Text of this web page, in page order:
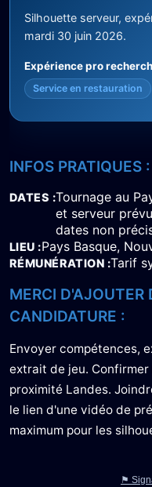
Silhouette serveur,
mardi 30 juin 2026.
Expérience pro
Service en restauration
INFOS PRATIQUES :
DATES Tournage au
et serveur
dates non
LIEU Pays Basque,
RÉMUNÉRATION Tarif
MERCI D'AJOUTER
CANDIDATURE :
Envoyer compétences,
extrait de jeu. Confirmer
proximité Landes.
le lien d'une vidéo de
maximum pour les
⚑